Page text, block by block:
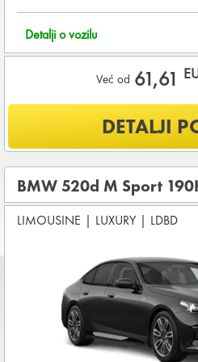
Detalji o vozilu
Već od 61,61
Šta je uključeno u ponudu?
OSNOVNI PAKET
(THW)
Koji su osnovni uslovi za najam
DEPOZIT NA KREDITNOJ
2.400,00 EUR+ iznosa
KOMPLETNI
DETALJI
BMW 520d M Sport
LIMOUSINE | LUXURY | LDBD